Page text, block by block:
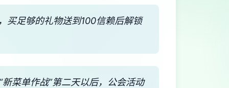
买足够的礼物送到100信赖后解锁
菜单作战”第二天以后，公会活动